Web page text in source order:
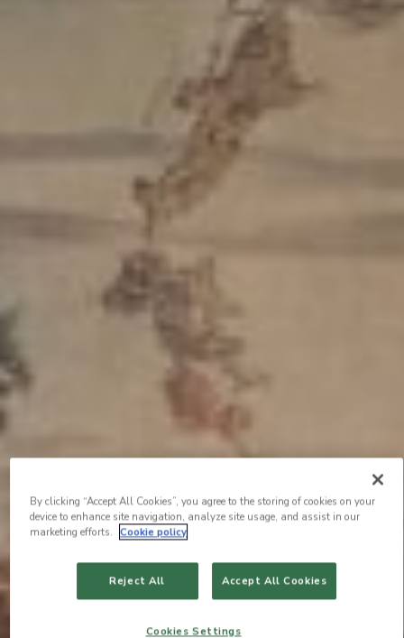
By clicking “Accept All Cookies”, you agree to the storing of cookies on your
device to enhance site navigation, analyze site usage, and assist in our
marketing efforts. Cookie policy
Reject All Accept All Cookies
Cookies Settings